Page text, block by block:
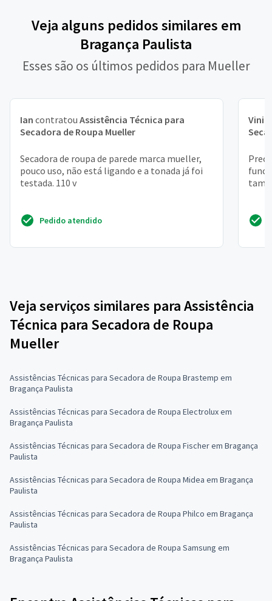
Veja alguns pedidos similares em
Bragança Paulista
Esses são os últimos pedidos para Mueller
Ian contratou Assistência Técnica para
Secadora de Roupa Mueller
Secadora de roupa de parede marca mueller,
pouco uso, não está ligando e a tonada já foi
testada. 110 v
Pedido atendido
Veja serviços similares para Assistência
Técnica para Secadora de Roupa
Mueller
Assistências Técnicas para Secadora de Roupa Brastemp em
Bragança Paulista
Assistências Técnicas para Secadora de Roupa Electrolux em
Bragança Paulista
Assistências Técnicas para Secadora de Roupa Fischer em Bragança
Paulista
Assistências Técnicas para Secadora de Roupa Midea em Bragança
Paulista
Assistências Técnicas para Secadora de Roupa Philco em Bragança
Paulista
Assistências Técnicas para Secadora de Roupa Samsung em
Bragança Paulista